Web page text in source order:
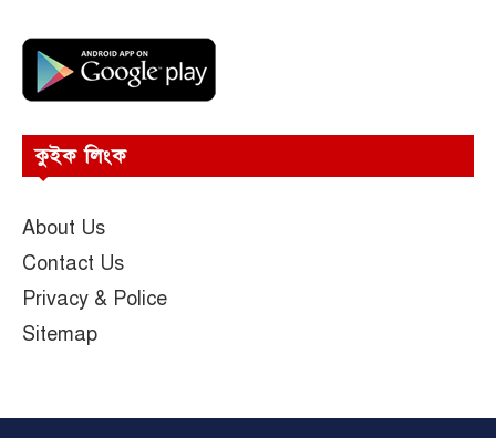
কুইক লিংক
About Us
Contact Us
Privacy & Police
Sitemap